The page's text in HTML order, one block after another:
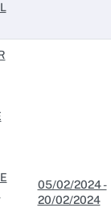
05/02/2024 -
20/02/2024